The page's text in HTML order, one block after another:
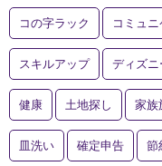
コの字ラック コミュ
スキルアップ ディズニ
健康 土地探し 家族
皿洗い 確定申告 節